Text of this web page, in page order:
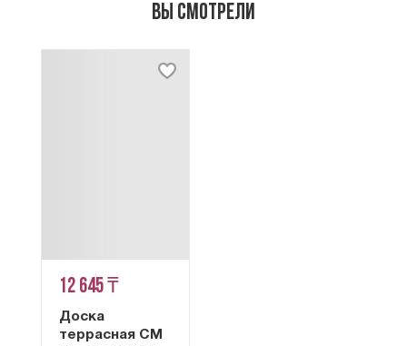
Вы смотрели
12 645 ₸
Доска
террасная CM